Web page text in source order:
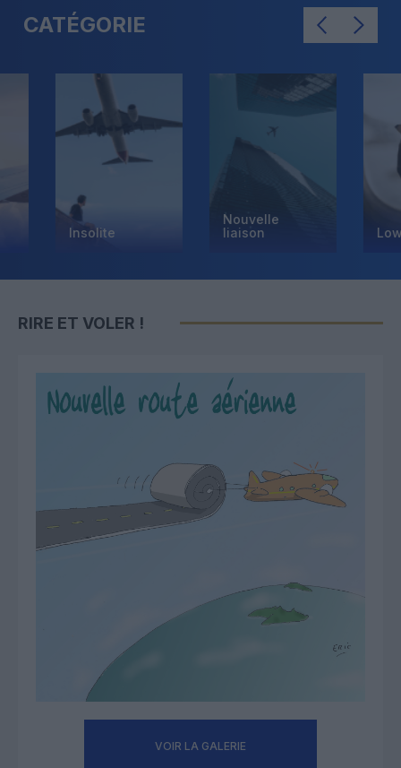
CATÉGORIE
Insolite
Nouvelle
Low cost
RIRE ET VOLER !
VOIR LA GALERIE